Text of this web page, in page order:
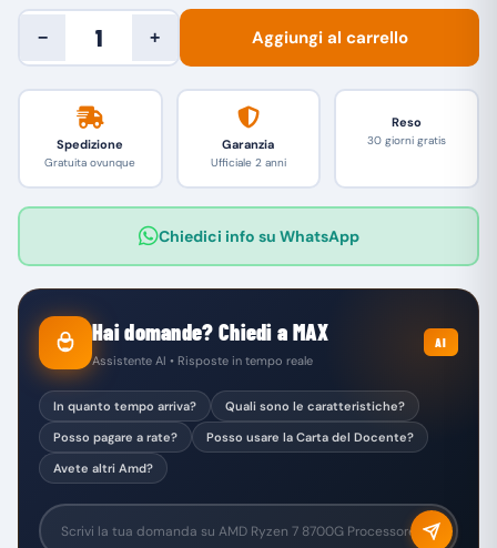
− + Aggiungi al carrello
Spedizione
Gratuita ovunque
Garanzia
Ufficiale 2 anni
Reso
30 giorni gratis
Chiedici info su WhatsApp
Hai domande? Chiedi a MAX
Assistente AI • Risposte in tempo reale
AI
In quanto tempo arriva?
Quali sono le caratteristiche?
Posso pagare a rate?
Posso usare la Carta del Docente?
Avete altri Amd?